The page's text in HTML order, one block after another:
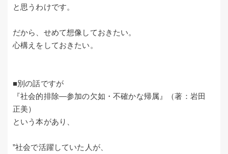
と思うわけです。
だから、せめて想像しておきたい。
心構えをしておきたい。
■別の話ですが
『社会的排除―参加の欠如・不確かな帰属』（著：岩田
正美）
という本があり、
”社会で活躍していた人が、